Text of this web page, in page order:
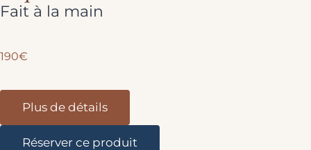
Fait à la main
190€
Plus de détails
Réserver ce produit